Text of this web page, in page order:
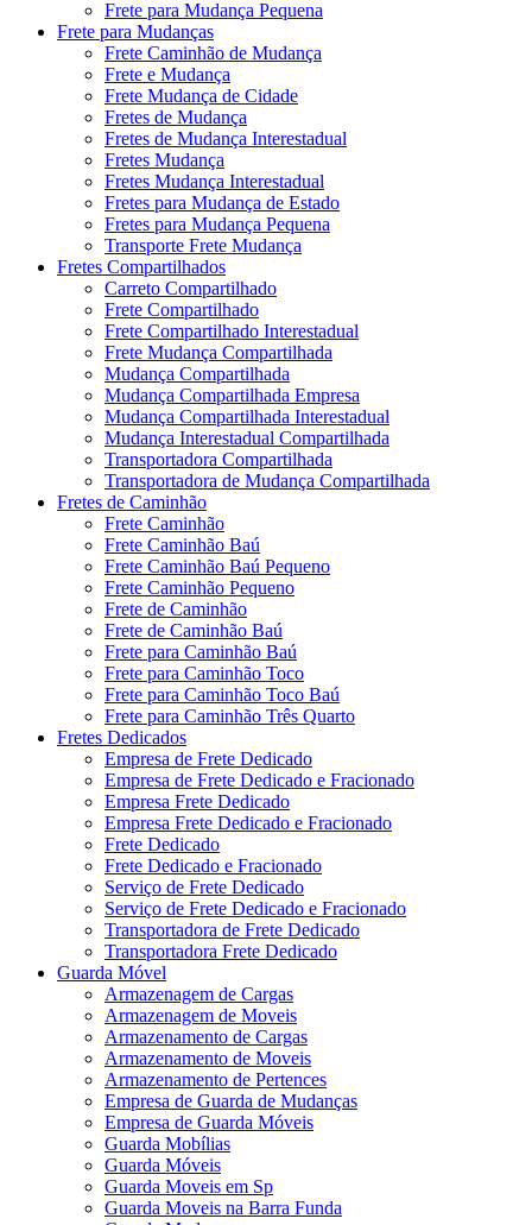
Frete para Mudança Pequena
Frete para Mudanças
Frete Caminhão de Mudança
Frete e Mudança
Frete Mudança de Cidade
Fretes de Mudança
Fretes de Mudança Interestadual
Fretes Mudança
Fretes Mudança Interestadual
Fretes para Mudança de Estado
Fretes para Mudança Pequena
Transporte Frete Mudança
Fretes Compartilhados
Carreto Compartilhado
Frete Compartilhado
Frete Compartilhado Interestadual
Frete Mudança Compartilhada
Mudança Compartilhada
Mudança Compartilhada Empresa
Mudança Compartilhada Interestadual
Mudança Interestadual Compartilhada
Transportadora Compartilhada
Transportadora de Mudança Compartilhada
Fretes de Caminhão
Frete Caminhão
Frete Caminhão Baú
Frete Caminhão Baú Pequeno
Frete Caminhão Pequeno
Frete de Caminhão
Frete de Caminhão Baú
Frete para Caminhão Baú
Frete para Caminhão Toco
Frete para Caminhão Toco Baú
Frete para Caminhão Três Quarto
Fretes Dedicados
Empresa de Frete Dedicado
Empresa de Frete Dedicado e Fracionado
Empresa Frete Dedicado
Empresa Frete Dedicado e Fracionado
Frete Dedicado
Frete Dedicado e Fracionado
Serviço de Frete Dedicado
Serviço de Frete Dedicado e Fracionado
Transportadora de Frete Dedicado
Transportadora Frete Dedicado
Guarda Móvel
Armazenagem de Cargas
Armazenagem de Moveis
Armazenamento de Cargas
Armazenamento de Moveis
Armazenamento de Pertences
Empresa de Guarda de Mudanças
Empresa de Guarda Móveis
Guarda Mobílias
Guarda Móveis
Guarda Moveis em Sp
Guarda Moveis na Barra Funda